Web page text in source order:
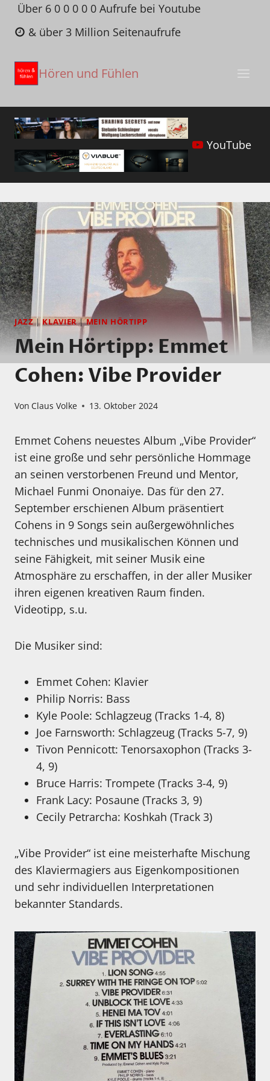
Zum
Inhalt
springen
Über 6 0 0 0 0 0 Aufrufe bei Youtube
& über 3 Million Seitenaufrufe
Hören und Fühlen
YouTube
JAZZ|KLAVIER|MEIN HÖRTIPP
Mein Hörtipp: Emmet
Cohen: Vibe Provider
Von Claus Volke 13. Oktober 2024
Emmet Cohens neuestes Album „Vibe Provider“
ist eine große und sehr persönliche Hommage
an seinen verstorbenen Freund und Mentor,
Michael Funmi Ononaiye. Das für den 27.
September erschienen Album präsentiert
Cohens in 9 Songs sein außergewöhnliches
technisches und musikalischen Können und
seine Fähigkeit, mit seiner Musik eine
Atmosphäre zu erschaffen, in der aller Musiker
ihren eigenen kreativen Raum finden.
Videotipp, s.u.
Die Musiker sind:
Emmet Cohen: Klavier
Philip Norris: Bass
Kyle Poole: Schlagzeug (Tracks 1-4, 8)
Joe Farnsworth: Schlagzeug (Tracks 5-7, 9)
Tivon Pennicott: Tenorsaxophon (Tracks 3-
4, 9)
Bruce Harris: Trompete (Tracks 3-4, 9)
Frank Lacy: Posaune (Tracks 3, 9)
Cecily Petrarcha: Koshkah (Track 3)
„Vibe Provider“ ist eine meisterhafte Mischung
des Klaviermagiers aus Eigenkompositionen
und sehr individuellen Interpretationen
bekannter Standards.